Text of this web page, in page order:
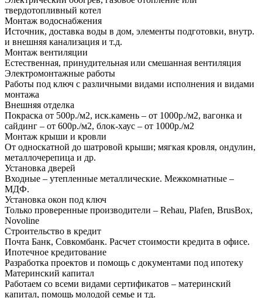
твердотопливный котел
Монтаж водоснабжения
Источник, доставка воды в дом, элементы подготовки, внутр.
и внешняя канализация и т.д.
Монтаж вентиляции
Естественная, принудительная или смешанная вентиляция
Электромонтажные работы
Работы под ключ с различными видами исполнения и видами
монтажа
Внешняя отделка
Покраска от 500р./м2, иск.камень – от 1000р./м2, вагонка и
сайдинг – от 600р./м2, блок-хаус – от 1000р./м2
Монтаж крыши и кровли
От односкатной до шатровой крыши; мягкая кровля, ондулин,
металлочерепица и др.
Установка дверей
Входные – утепленные металлические. Межкомнатные –
МДФ.
Установка окон под ключ
Только проверенные производители – Rehau, Plafen, BrusBox,
Novoline
Строительство в кредит
Почта Банк, Совкомбанк. Расчет стоимости кредита в офисе.
Ипотечное кредитование
Разработка проектов и помощь с документами под ипотеку
Материнский капитал
Работаем со всеми видами сертификатов – материнский
капитал, помощь молодой семье и тд.